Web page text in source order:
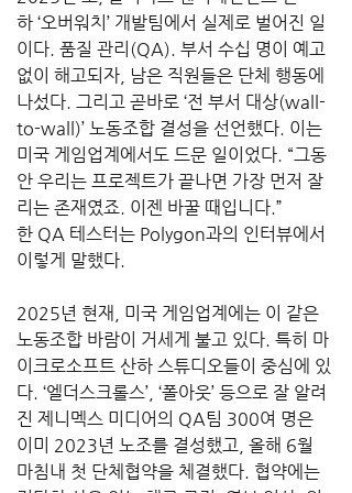
하 ‘오버워치’ 개발팀에서 실제로 벌어진 일
이다. 품질 관리(QA). 부서 수십 명이 예고
없이 해고되자, 남은 직원들은 단체 행동에
나섰다. 그리고 곧바로 ‘전 부서 대상(wall-
to-wall)’ 노동조합 결성을 선언했다. 이는
미국 게임업계에서도 드문 일이었다. “그동
안 우리는 프로젝트가 끝나면 가장 먼저 잘
리는 존재였죠. 이젠 바꿀 때입니다.”
한 QA 테스터는 Polygon과의 인터뷰에서
이렇게 말했다.
2025년 현재, 미국 게임업계에는 이 같은
노동조합 바람이 거세게 불고 있다. 특히 마
이크로소프트 산하 스튜디오들이 중심에 있
다. ‘엘더스크롤스’, ‘폴아웃’ 등으로 잘 알려
진 제니멕스 미디어의 QA팀 300여 명은
이미 2023년 노조를 결성했고, 올해 6월
마침내 첫 단체협약을 체결했다. 협약에는